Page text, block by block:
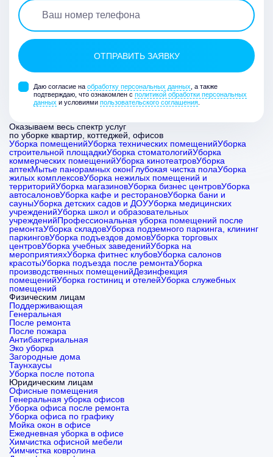
Даю согласие на обработку персональных данных , а также
подтверждаю, что ознакомлен с политикой обработки персональных
данных и условиями пользовательского соглашения
Оказываем весь спектр услуг
по уборке квартир, коттеджей, офисов
Уборка помещенийУборка технических помещенийУборка
строительной площадкиУборка стоматологийУборка
коммерческих помещенийУборка кинотеатровУборка
аптекМытье панорамных оконГлубокая чистка полаУборка
жилых комплексовУборка нежилых помещений и
территорийУборка магазиновУборка бизнес центровУборка
автосалоновУборка кафе и ресторановУборка бани и
сауныУборка детских садов и ДОУУборка медицинских
учрежденийУборка школ и образовательных
учрежденийПрофессиональная уборка помещений после
ремонтаУборка складовУборка подземного паркинга, клининг
паркинговУборка подъездов домовУборка торговых
центровУборка учебных заведенийУборка на
мероприятияхУборка фитнес клубовУборка салонов
красотыУборка подъезда после ремонтаУборка
производственных помещенийДезинфекция
помещенийУборка гостиниц и отелейУборка служебных
помещений
Физическим лицам
Поддерживающая
Генеральная
После ремонта
После пожара
Антибактериальная
Эко уборка
Загородные дома
Таунхаусы
Уборка после потопа
Юридическим лицам
Офисные помещения
Генеральная уборка офисов
Уборка офиса после ремонта
Уборка офиса по графику
Мойка окон в офисе
Ежедневная уборка в офисе
Химчистка офисной мебели
Химчистка ковролина